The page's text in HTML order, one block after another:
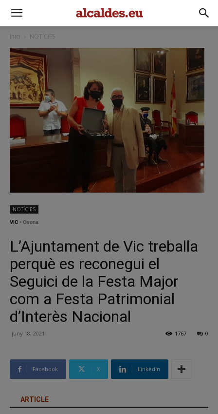
Inici NOTÍCIES
NOTÍCIES
VIC • Osona
L’Ajuntament de Vic treballa
perquè es reconegui el
Seguici de la Festa Major
com a Festa Patrimonial
d’Interès Nacional
juny 18, 2021 0
1767
Facebook X Linkedin
ARTICLE